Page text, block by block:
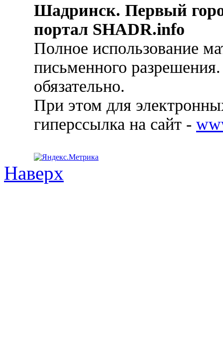
Шадринск. Первый
портал SHADR.info
Полное использование
письменного
обязательно.
При этом для
гиперссылка на сайт -
Наверх